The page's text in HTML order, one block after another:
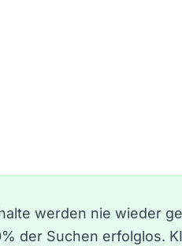
werden nie wieder
der Suchen erfolglos.